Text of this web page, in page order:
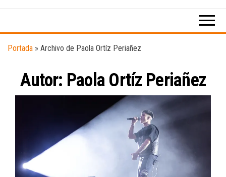
digital
el
música.
Portada » Archivo de Paola Ortíz Periañez
Autor: Paola Ortíz Periañez